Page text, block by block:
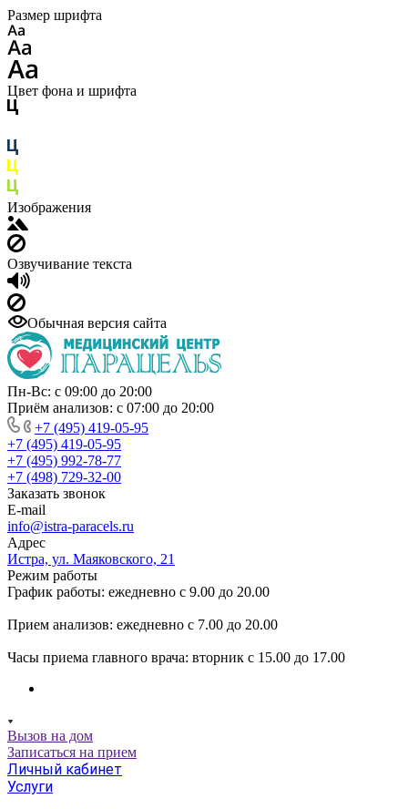
Размер шрифта
Цвет фона и шрифта
Изображения
Озвучивание текста
Обычная версия сайта
Пн-Вс: с 09:00 до 20:00
Приём анализов: с 07:00 до 20:00
+7 (495) 419-05-95
+7 (495) 419-05-95
+7 (495) 992-78-77
+7 (498) 729-32-00
Заказать звонок
E-mail
info@istra-paracels.ru
Адрес
Истра, ул. Маяковского, 21
Режим работы
График работы: ежедневно с 9.00 до 20.00
Прием анализов: ежедневно с 7.00 до 20.00
Часы приема главного врача: вторник с 15.00 до 17.00
Вызов на дом
Записаться на прием
Личный кабинет
Услуги